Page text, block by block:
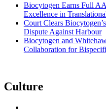
Biocytogen Earns Full
Excellence in
Court Clears
Dispute Against Harbour
Biocytogen and
Collaboration for
Culture